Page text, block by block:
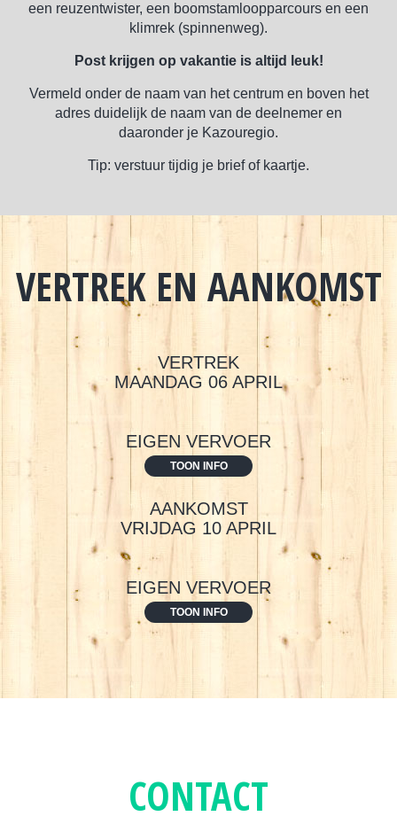
een reuzentwister, een boomstamloopparcours en een
klimrek (spinnenweg).
Post krijgen op vakantie is altijd leuk!
Vermeld onder de naam van het centrum en boven het
adres duidelijk de naam van de deelnemer en
daaronder je Kazouregio.
Tip: verstuur tijdig je brief of kaartje.
VERTREK EN AANKOMST
VERTREK
MAANDAG 06 APRIL
EIGEN VERVOER
TOON INFO
AANKOMST
VRIJDAG 10 APRIL
EIGEN VERVOER
TOON INFO
CONTACT